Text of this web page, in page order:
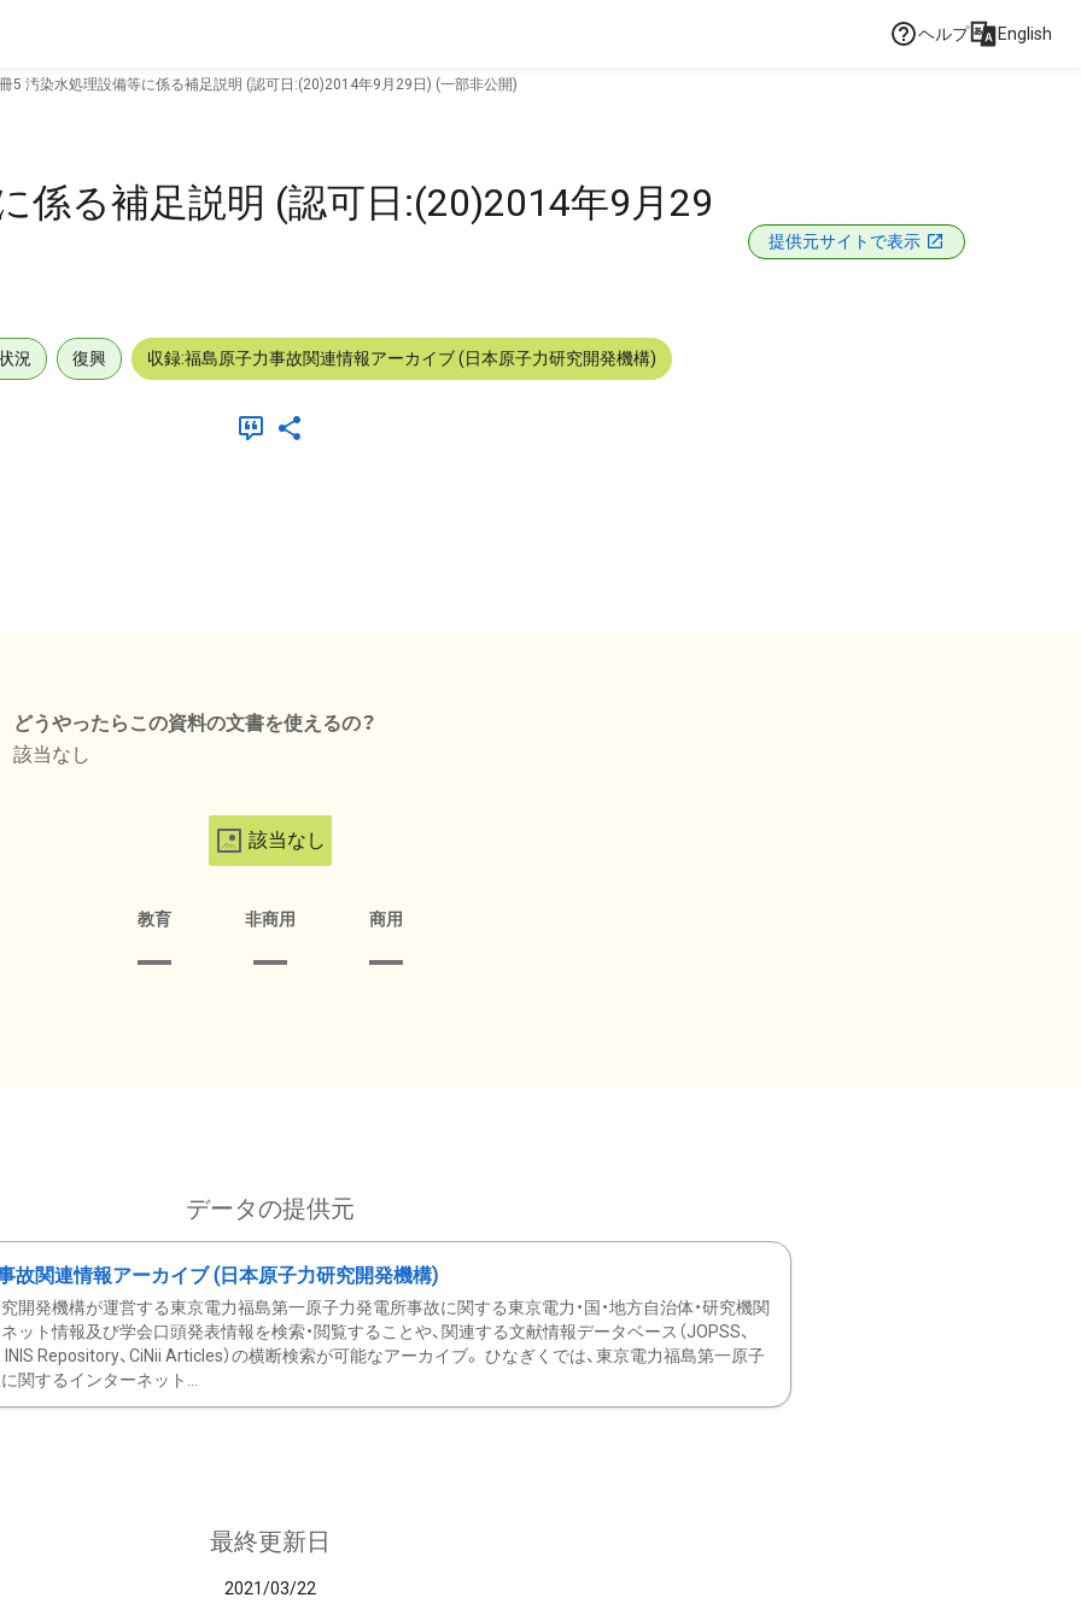
ヘルプ English
5 汚染水処理設備等に係る補足説明 (認可日:(20)2014年9月29日) (一部非公開)
係る補足説明 (認可日:(20)2014年9月29
提供元サイトで表示
況 復興 収録:福島原子力事故関連情報アーカイブ (日本原子力研究開発機構)
どうやったらこの資料の文書を使えるの？
該当なし
該当なし
教育 非商用 商用
データの提供元
故関連情報アーカイブ (日本原子力研究開発機構)
開発機構が運営する東京電力福島第一原子力発電所事故に関する東京電力・国・地方自治体・研究機関
ット情報及び学会口頭発表情報を検索・閲覧することや、関連する文献情報データベース（JOPSS、
INIS Repository、CiNii Articles）の横断検索が可能なアーカイブ。 ひなぎくでは、東京電力福島第一原子
関するインターネット...
最終更新日
2021/03/22